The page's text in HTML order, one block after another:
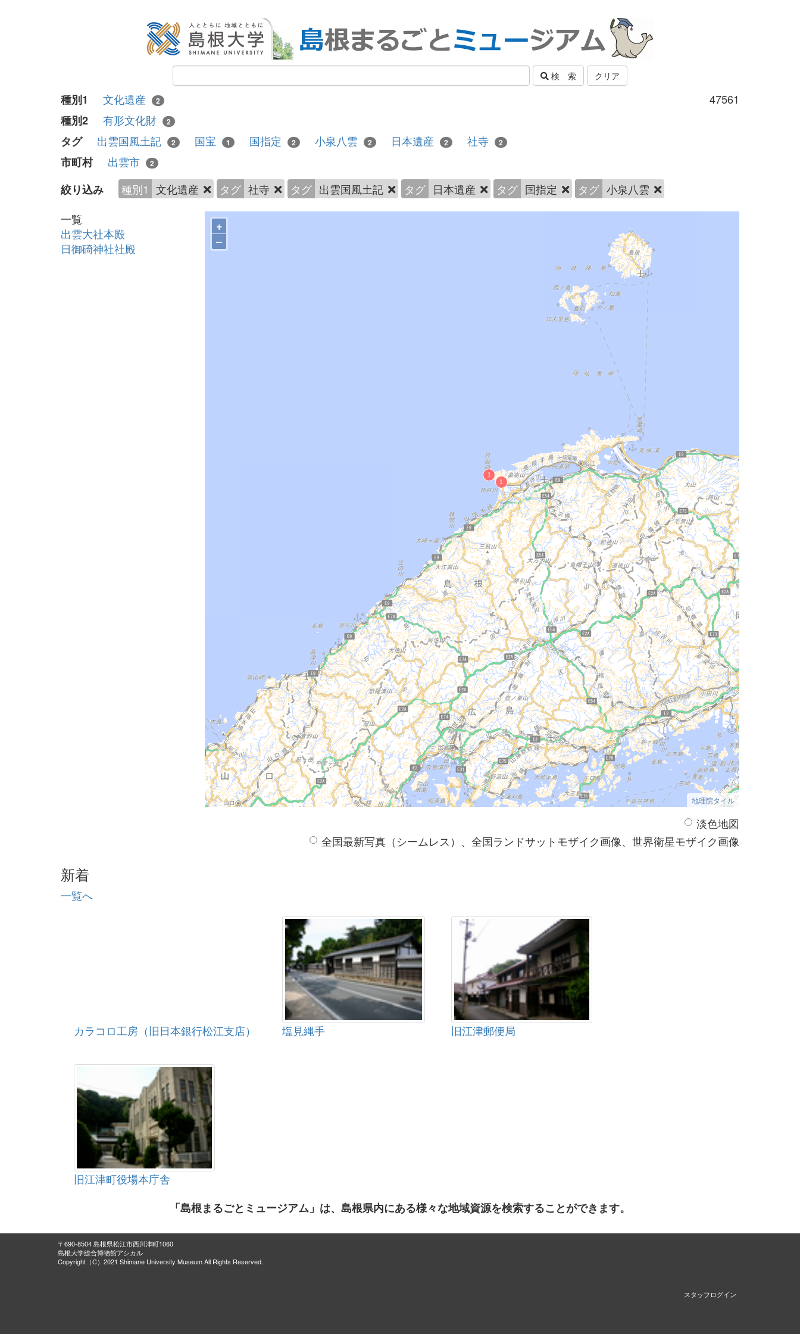
検 索 クリア
47561
種別1 文化遺産 2
種別2 有形文化財 2
タグ 出雲国風土記 2 国宝 1 国指定 2 小泉八雲 2 日本遺産 2 社寺 2
市町村 出雲市 2
絞り込み 種別1 文化遺産 タグ 社寺 タグ 出雲国風土記 タグ 日本遺産 タグ 国指定 タグ 小泉八雲
一覧
出雲大社本殿
日御碕神社社殿
+
–
地理院タイル
淡色地図
全国最新写真（シームレス）、全国ランドサットモザイク画像、世界衛星モザイク画像
新着
一覧へ
カラコロ工房（旧日本銀行松江支店） 塩見縄手 旧江津郵便局
旧江津町役場本庁舎
「島根まるごとミュージアム」は、島根県内にある様々な地域資源を検索することができます。
〒690-8504 島根県松江市西川津町1060
島根大学総合博物館アシカル
Copyright（C）2021 Shimane University Museum All Rights Reserved.
スタッフログイン